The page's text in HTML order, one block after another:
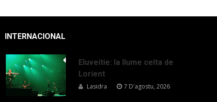
INTERNACIONAL
Eluveitie: la llume celta de
Lorient
Lasidra 7 D'agostu, 2026